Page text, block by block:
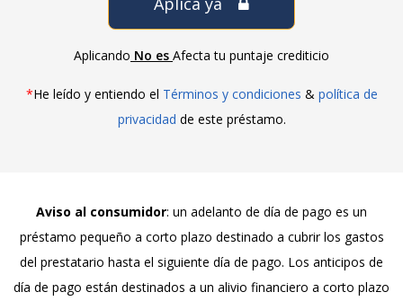
Aplicando No es Afecta tu puntaje crediticio
*He leído y entiendo el Términos y condiciones & política de
privacidad de este préstamo.
Aviso al consumidor: un adelanto de día de pago es un
préstamo pequeño a corto plazo destinado a cubrir los gastos
del prestatario hasta el siguiente día de pago. Los anticipos de
día de pago están destinados a un alivio financiero a corto plazo